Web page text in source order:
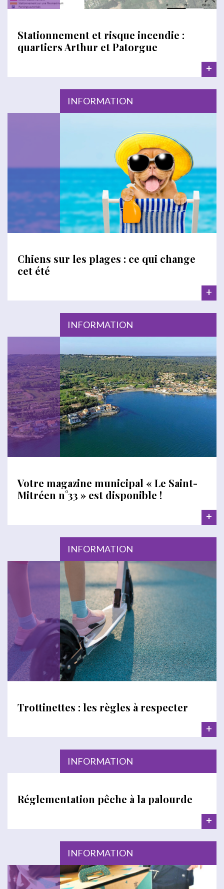
Stationnement et risque incendie :
quartiers Arthur et Patorgue
+
INFORMATION
Chiens sur les plages : ce qui change
cet été
+
INFORMATION
Votre magazine municipal « Le Saint-
Mitréen n°33 » est disponible !
+
INFORMATION
Trottinettes : les règles à respecter
+
INFORMATION
Réglementation pêche à la palourde
+
INFORMATION